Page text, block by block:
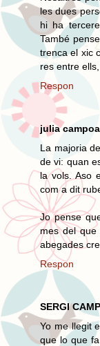
les dues
hi ha
També
trenca el xic
res entre
Respon
julia
La majoria
de vi: quan
la vols. Aso
com a dit
Jo pense
mes del
abegades
Respon
SERGI CAMP
Yo me llegit
que lo que